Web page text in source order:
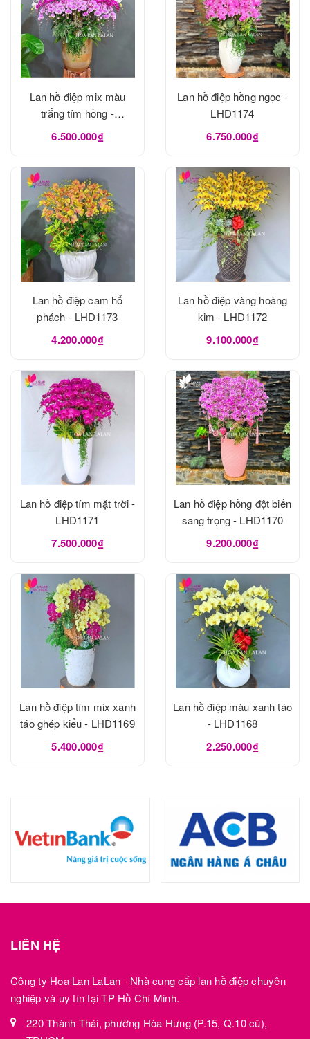
Lan hồ điệp mix màu
trắng tím hồng -
LHD1175
6.500.000₫
Lan hồ điệp hồng ngọc -
LHD1174
6.750.000₫
Lan hồ điệp cam hổ
phách - LHD1173
4.200.000₫
Lan hồ điệp vàng hoàng
kim - LHD1172
9.100.000₫
Lan hồ điệp tím mặt trời -
LHD1171
7.500.000₫
Lan hồ điệp hồng đột biến
sang trọng - LHD1170
9.200.000₫
Lan hồ điệp tím mix xanh
táo ghép kiểu - LHD1169
5.400.000₫
Lan hồ điệp màu xanh táo
- LHD1168
2.250.000₫
LIÊN HỆ
Công ty Hoa Lan LaLan - Nhà cung cấp lan hồ điệp chuyên
nghiệp và uy tín tại TP Hồ Chí Minh.
220 Thành Thái, phường Hòa Hưng (P.15, Q.10 cũ),